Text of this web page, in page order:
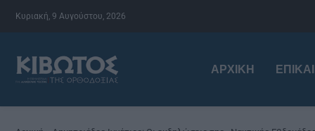
Κυριακή, 9 Αυγούστου, 2026
ΑΡΧΙΚΉ